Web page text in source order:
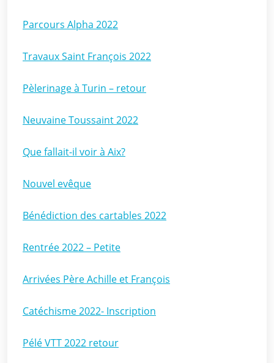
Parcours Alpha 2022
Travaux Saint François 2022
Pèlerinage à Turin – retour
Neuvaine Toussaint 2022
Que fallait-il voir à Aix?
Nouvel evêque
Bénédiction des cartables 2022
Rentrée 2022 – Petite
Arrivées Père Achille et François
Catéchisme 2022- Inscription
Pélé VTT 2022 retour